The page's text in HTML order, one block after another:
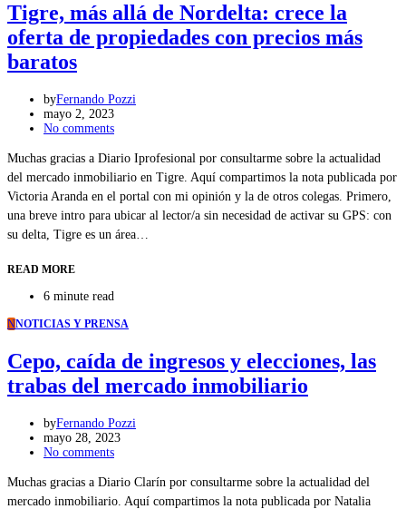
Tigre, más allá de Nordelta: crece la
oferta de propiedades con precios más
baratos
byFernando Pozzi
mayo 2, 2023
No comments
Muchas gracias a Diario Iprofesional por consultarme sobre la actualidad
del mercado inmobiliario en Tigre. Aquí compartimos la nota publicada por
Victoria Aranda en el portal con mi opinión y la de otros colegas. Primero,
una breve intro para ubicar al lector/a sin necesidad de activar su GPS: con
su delta, Tigre es un área…
READ MORE
6 minute read
NNOTICIAS Y PRENSA
Cepo, caída de ingresos y elecciones, las
trabas del mercado inmobiliario
byFernando Pozzi
mayo 28, 2023
No comments
Muchas gracias a Diario Clarín por consultarme sobre la actualidad del
mercado inmobiliario. Aquí compartimos la nota publicada por Natalia